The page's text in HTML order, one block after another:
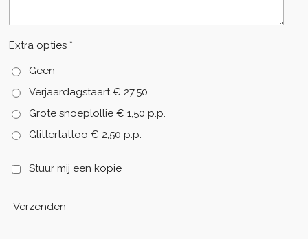
Extra opties *
Geen
Verjaardagstaart € 27,50
Grote snoeplollie € 1,50 p.p.
Glittertattoo € 2,50 p.p.
Stuur mij een kopie
Verzenden